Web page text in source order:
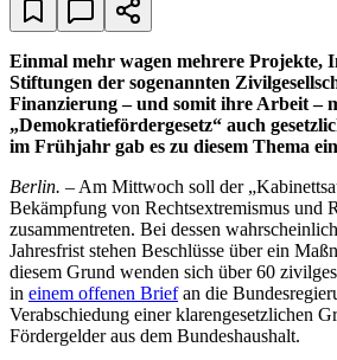
Einmal mehr wagen mehrere Projekte,
Stiftungen der sogenannten
Finanzierung – und somit ihre Arbeit –
„Demokratiefördergesetz“ auch
im Frühjahr gab es zu diesem Thema
Berlin. – Am Mittwoch soll der
Bekämpfung von Rechtsextremismus und
zusammentreten. Bei dessen
Jahresfrist stehen Beschlüsse über ein
diesem Grund wenden sich über 60
in einem offenen Briefan die
Verabschiedung einer klarengesetzlichen
Fördergelder aus dem Bundeshaushalt.